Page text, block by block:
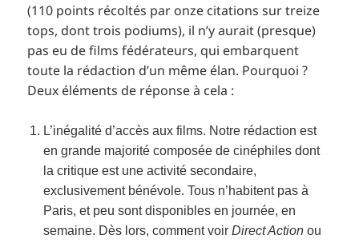
(110 points récoltés par onze citations sur treize
tops, dont trois podiums), il n’y aurait (presque)
pas eu de films fédérateurs, qui embarquent
toute la rédaction d’un même élan. Pourquoi ?
Deux éléments de réponse à cela :
L’inégalité d’accès aux films. Notre rédaction est
en grande majorité composée de cinéphiles dont
la critique est une activité secondaire,
exclusivement bénévole. Tous n’habitent pas à
Paris, et peu sont disponibles en journée, en
semaine. Dès lors, comment voirDirect Action ou